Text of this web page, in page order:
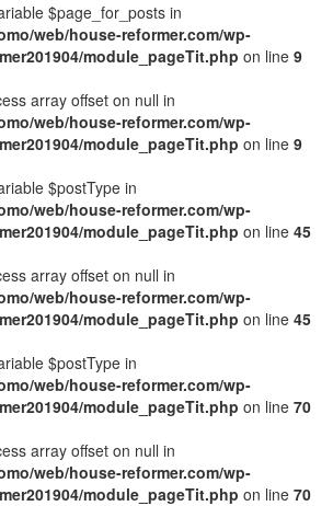
$page_for_posts in
web/house-reformer.com/wp-
module_pageTit.php on line 9
array offset on null in
web/house-reformer.com/wp-
module_pageTit.php on line 9
$postType in
web/house-reformer.com/wp-
module_pageTit.php on line 45
array offset on null in
web/house-reformer.com/wp-
module_pageTit.php on line 45
$postType in
web/house-reformer.com/wp-
module_pageTit.php on line 70
array offset on null in
web/house-reformer.com/wp-
module_pageTit.php on line 70